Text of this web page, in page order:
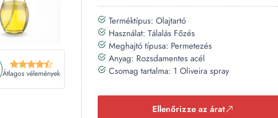
Átlagos vélemények
Terméktípus: Olajtartó
Használat: Tálalás Főzés
Meghajtó típusa: Permetezés
Anyag: Rozsdamentes acél
Csomag tartalma: 1 Oliveira spray
Ellenőrizze az árat